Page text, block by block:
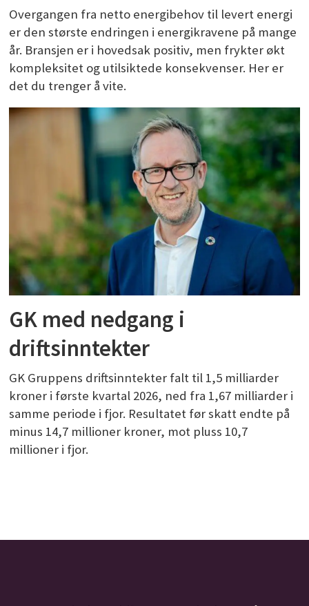
Overgangen fra netto energibehov til levert energi
er den største endringen i energikravene på mange
år. Bransjen er i hovedsak positiv, men frykter økt
kompleksitet og utilsiktede konsekvenser. Her er
det du trenger å vite.
GK med nedgang i
driftsinntekter
GK Gruppens driftsinntekter falt til 1,5 milliarder
kroner i første kvartal 2026, ned fra 1,67 milliarder i
samme periode i fjor. Resultatet før skatt endte på
minus 14,7 millioner kroner, mot pluss 10,7
millioner i fjor.